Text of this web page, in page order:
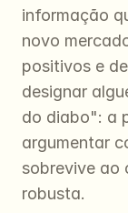
informação
novo
positivos e
designar
do diabo": a
argumentar
sobrevive ao
robusta.